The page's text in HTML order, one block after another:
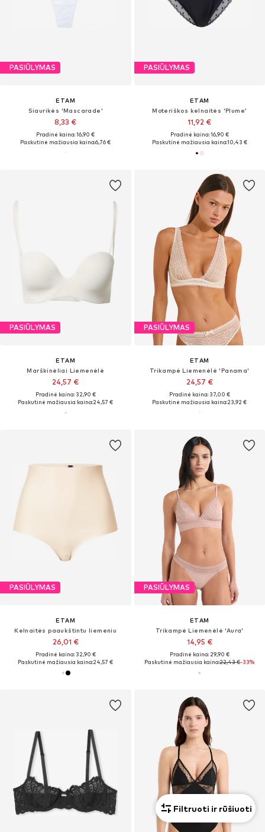
PASIŪLYMAS
ETAM
Siaurikės 'Mascarade'
8,33 €
Pradinė kaina: 16,90 €
Paskutinė mažiausia kaina:6,76 €
PASIŪLYMAS
ETAM
Moteriškos kelnaitės 'Plume'
11,92 €
Pradinė kaina: 16,90 €
Paskutinė mažiausia kaina:10,43 €
PASIŪLYMAS
ETAM
Marškinėliai Liemenėlė
24,57 €
Pradinė kaina: 32,90 €
Paskutinė mažiausia kaina:24,57 €
PASIŪLYMAS
ETAM
Trikampė Liemenėlė 'Panama'
24,57 €
Pradinė kaina: 37,00 €
Paskutinė mažiausia kaina:23,92 €
PASIŪLYMAS
ETAM
Kelnaitės paaukštintu liemeniu
26,01 €
Pradinė kaina: 32,90 €
Paskutinė mažiausia kaina:24,57 €
PASIŪLYMAS
ETAM
Trikampė Liemenėlė 'Aura'
14,95 €
Pradinė kaina: 29,90 €
Paskutinė mažiausia kaina:22,43 €-33%
Filtruoti ir rūšiuoti